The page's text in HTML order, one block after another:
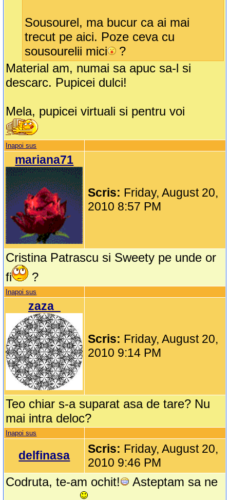
Sousourel, ma bucur ca ai mai
trecut pe aici. Poze ceva cu
sousourelii mici
?
Material am, numai sa apuc sa-l si
descarc. Pupicei dulci!
Mela, pupicei virtuali si pentru voi
Inapoi sus
mariana71
Scris: Friday, August 20,
2010 8:57 PM
Cristina Patrascu si Sweety pe unde or
fi
?
Inapoi sus
zaza_
Scris: Friday, August 20,
2010 9:14 PM
Teo chiar s-a suparat asa de tare? Nu
mai intra deloc?
Inapoi sus
delfinasa Scris: Friday, August 20,
2010 9:46 PM
Codruta, te-am ochit!
Asteptam sa ne